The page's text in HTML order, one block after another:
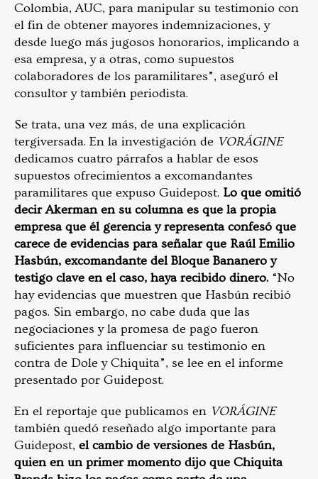
Colombia, AUC, para manipular su testimonio con
el fin de obtener mayores indemnizaciones, y
desde luego más jugosos honorarios, implicando a
esa empresa, y a otras, como supuestos
colaboradores de los paramilitares”, aseguró el
consultor y también periodista.
Se trata, una vez más, de una explicación
tergiversada. En la investigación de VORÁGINE
dedicamos cuatro párrafos a hablar de esos
supuestos ofrecimientos a excomandantes
paramilitares que expuso Guidepost. Lo que omitió
decir Akerman en su columna es que la propia
empresa que él gerencia y representa confesó que
carece de evidencias para señalar que Raúl Emilio
Hasbún, excomandante del Bloque Bananero y
testigo clave en el caso, haya recibido dinero. “No
hay evidencias que muestren que Hasbún recibió
pagos. Sin embargo, no cabe duda que las
negociaciones y la promesa de pago fueron
suficientes para influenciar su testimonio en
contra de Dole y Chiquita”, se lee en el informe
presentado por Guidepost.
En el reportaje que publicamos en VORÁGINE
también quedó reseñado algo importante para
Guidepost, el cambio de versiones de Hasbún,
quien en un primer momento dijo que Chiquita